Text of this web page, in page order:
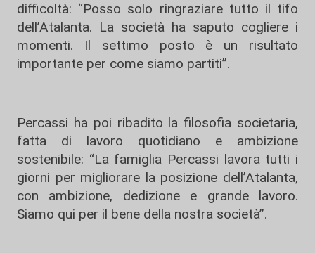
difficoltà: “Posso solo ringraziare tutto il tifo
dell’Atalanta. La società ha saputo cogliere i
momenti. Il settimo posto è un risultato
importante per come siamo partiti”.
Percassi ha poi ribadito la filosofia societaria,
fatta di lavoro quotidiano e ambizione
sostenibile: “La famiglia Percassi lavora tutti i
giorni per migliorare la posizione dell’Atalanta,
con ambizione, dedizione e grande lavoro.
Siamo qui per il bene della nostra società”.